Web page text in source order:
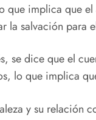
implica que
la salvación para
dice que el
lo que implica
y su relación